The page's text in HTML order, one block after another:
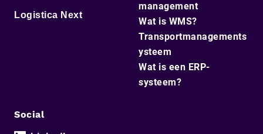
Logistica Next
management
Wat is WMS?
Transportmanagements
ysteem
Wat is een ERP-
systeem?
Social